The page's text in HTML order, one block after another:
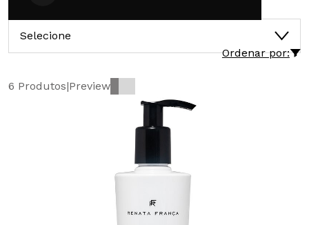
Selecione
Ordenar por:
6 Produtos|Preview